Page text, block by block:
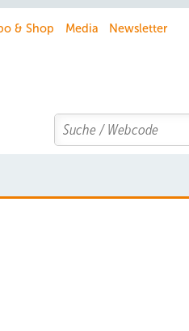
& Shop Media Newsletter
Search